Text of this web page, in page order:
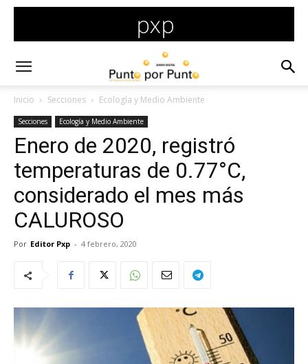
Inicio Secciones Ecología y Medio Ambiente
Secciones Ecología y Medio Ambiente
Enero de 2020, registró
temperaturas de 0.77°C,
considerado el mes más
CALUROSO
Por Editor Pxp - 4 febrero, 2020